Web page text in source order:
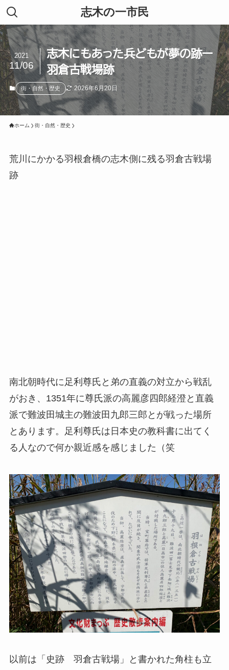
志木の一市民
志木にもあった兵どもが夢の跡ー
羽倉古戦場跡
2021
11/06
街・自然・歴史 2026年6月20日
ホーム 街・自然・歴史
荒川にかかる羽根倉橋の志木側に残る羽倉古戦場
跡
南北朝時代に足利 尊氏と弟の直義の対立から戦乱
がおき、1351年に尊氏派の高麗彦四郎経澄と直義
派で難波田城主の難波田九郎三郎とが戦った場所
とあります。足利尊氏は日本史の教科書に出てく
る人なので何か親近感を感じました（笑
以前は「史跡 羽倉古戦場」と書かれた角柱も立